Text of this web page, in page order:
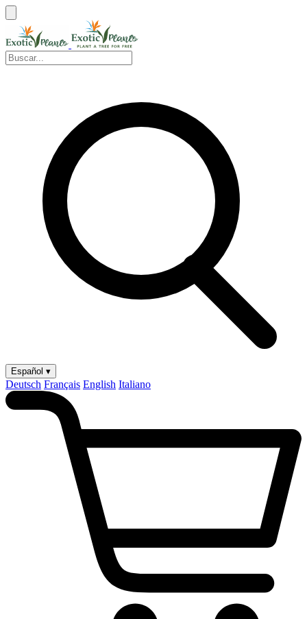
Español ▾
Deutsch Français English Italiano